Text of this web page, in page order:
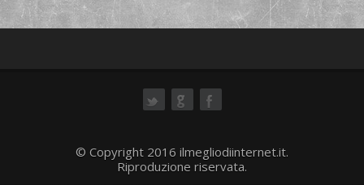
© Copyright 2016 ilmegliodiinternet.it.
Riproduzione riservata.